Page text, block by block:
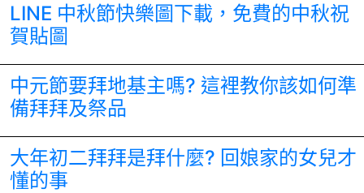
LINE 中秋節快樂圖下載，免費的中秋祝
賀貼圖
中元節要拜地基主嗎? 這裡教你該如何準
備拜拜及祭品
大年初二拜拜是拜什麼? 回娘家的女兒才
懂的事